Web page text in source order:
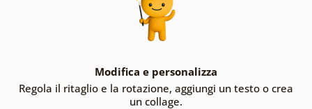
Modifica e personalizza
Regola il ritaglio e la rotazione, aggiungi un testo o crea
un collage.